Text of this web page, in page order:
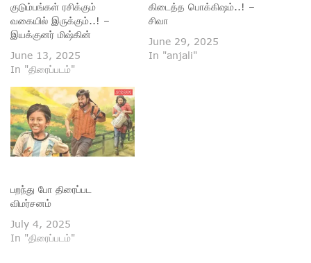
குடும்பங்கள் ரசிக்கும்
வகையில் இருக்கும்..! –
இயக்குனர் மிஷ்கின்
June 13, 2025
In "திரைப்படம்"
கிடைத்த பொக்கிஷம்..! –
சிவா
June 29, 2025
In "anjali"
பறந்து போ திரைப்பட
விமர்சனம்
July 4, 2025
In "திரைப்படம்"